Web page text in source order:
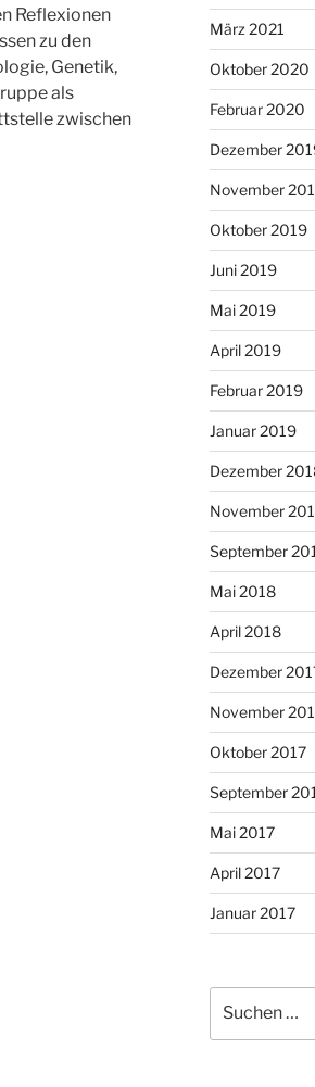
Reflexionen
zu den
Genetik,
als
zwischen
März 2021
Oktober 2020
Februar 2020
Dezember
November
Oktober 2019
Juni 2019
Mai 2019
April 2019
Februar 2019
Januar 2019
Dezember
November
September
Mai 2018
April 2018
Dezember
November
Oktober 2017
September
Mai 2017
April 2017
Januar 2017
nach: